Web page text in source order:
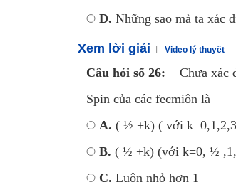
D. Những sao mà ta xác
Xem lời giải Video lý thuyết
Câu hỏi số 26:
Chưa xác
Spin của các fecmiôn là
A. ( ½ +k) ( với
B. ( ½ +k) (với k=0, ½
C. Luôn nhỏ hơn 1